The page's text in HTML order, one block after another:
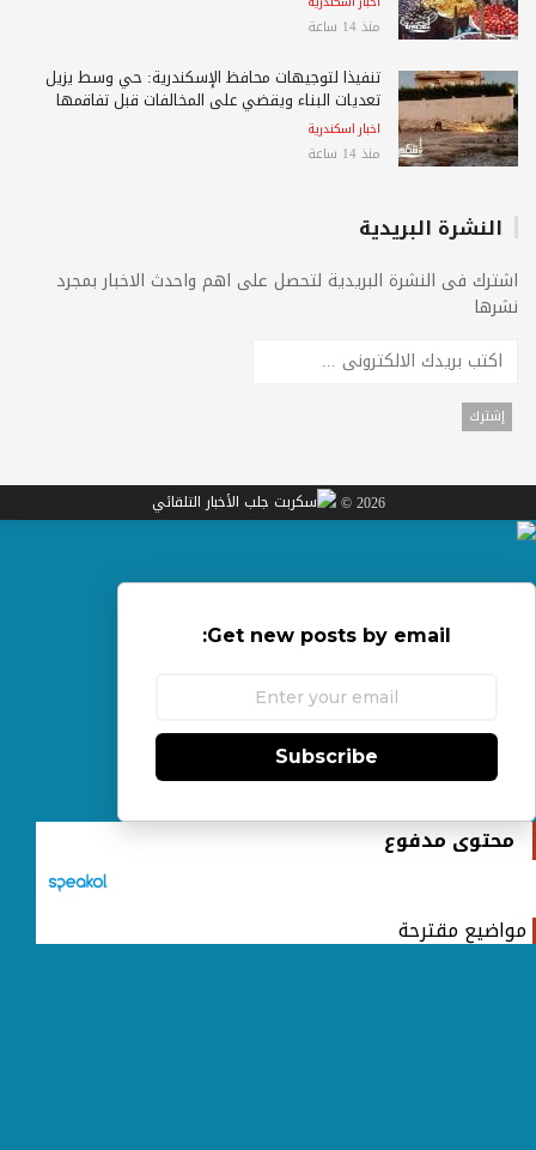
منذ 14 ساعة
تنفيذًا لتوجيهات محافظ الإسكندرية: حي وسط يزيل
تعديات البناء ويقضي على المخالفات قبل تفاقمها
اخبار اسكندرية
منذ 14 ساعة
النشرة البريدية
اشترك فى النشرة البريدية لتحصل على اهم واحدث الاخبار بمجرد
نشرها
2026 ©
Get new posts by email:
Subscribe
محتوى مدفوع
مواضيع مقترحة